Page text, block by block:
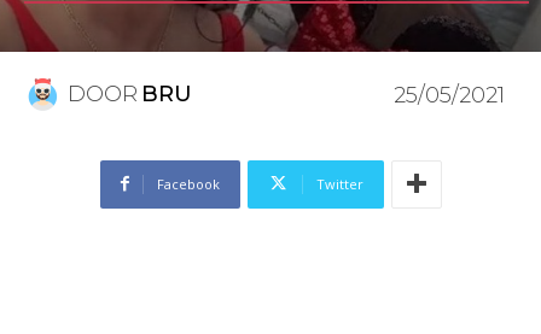
DOOR BRU 25/05/2021
Facebook Twitter